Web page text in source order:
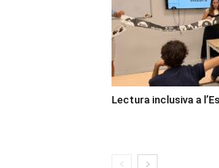
Lectura inclusiva a